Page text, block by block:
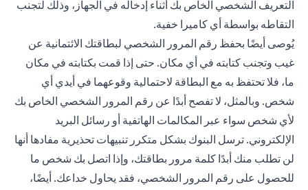
التعريف الشخصي الخاص بك أثناء إدخاله في الجهاز، وذلك لتجنب
التقاطه بواسطة أي كاميرا خفية.
يُوصى أيضًا بحفظ رقم المرور الشخصي لبطاقتك الائتمانية عن
غيب وتجنب كتابته في أي مكان. حتى إذا قمت بكتابته في مكان
ما، فلا تحتفظ به مع البطاقة لاحتمالية وقوعهما في أيدي أي
شخص. وبالمثل، لا تفصح أبدًا عن رقم المرور الشخصي الخاص بك
لأي شخص سواء عبر المكالمات الهاتفية أو رسائل البريد
الإلكتروني. ترسل البنوك بشكل متكرر تنبيهات تحذيرية مفادها أنها
لن تطلب منك أبدًا كلمة مرور بطاقتك، وإذا اتصل بك شخص ما
للحصول على رقم المرور الشخصي، فقد يحاول خداعك. أيضًا،